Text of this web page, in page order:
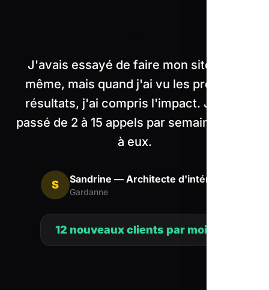
J'avais essayé de faire mon site moi-
même, mais quand j'ai vu les premiers
résultats, j'ai compris l'impact. Je suis
passé de 2 à 15 appels par semaine grâce
à eux.
S Sandrine — Architecte d'intérieur
Gardanne
12 nouveaux clients par mois